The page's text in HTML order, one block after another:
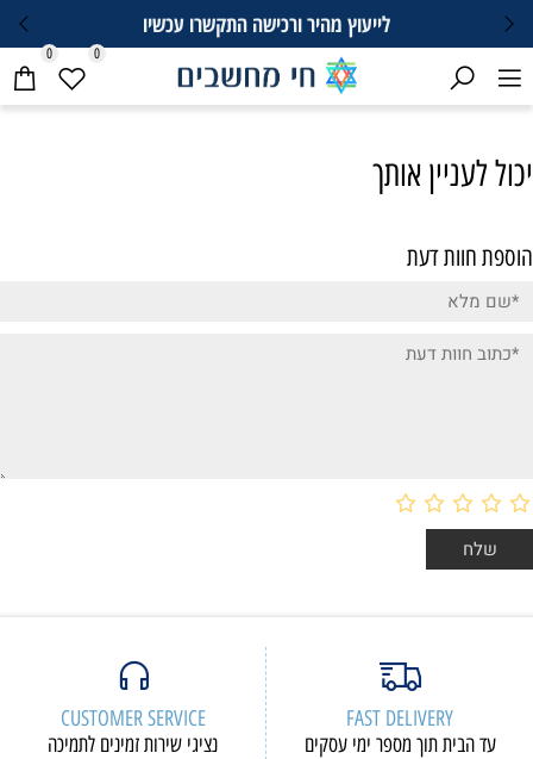
לייעוץ מהיר ורכישה התקשרו עכשיו
0 0
יכול לעניין אותך
הוספת חוות דעת
FAST DELIVERY
עד הבית תוך מספר ימי עסקים
CUSTOMER SERVICE
נציגי שירות זמינים לתמיכה